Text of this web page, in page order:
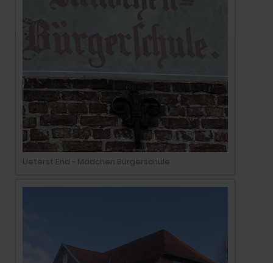
Ueterst End - Mädchen Bürgerschule